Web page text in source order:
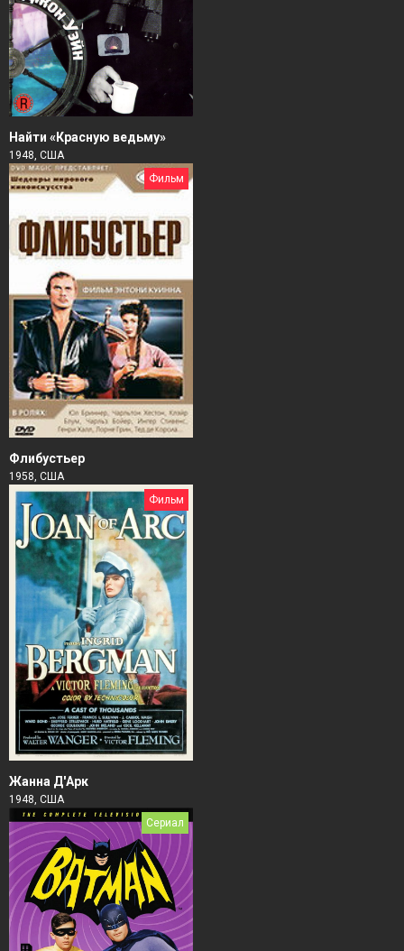
Найти «Красную ведьму»
1948, США
Фильм
Флибустьер
1958, США
Фильм
Жанна Д'Арк
1948, США
Сериал